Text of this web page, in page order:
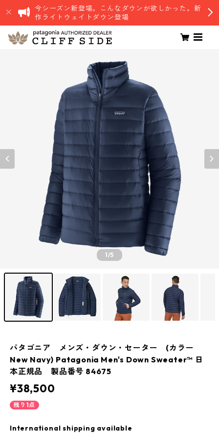
今シーズン新登場。こんなダウンが欲しかった。新
作ライトウェイトダウン登場
1/5
パタゴニア メンズ・ダウン・セーター (カラー
New Navy) Patagonia Men's Down Sweater™ 日
本正規品 製品番号 84675
¥38,500
残り1点
International shipping available